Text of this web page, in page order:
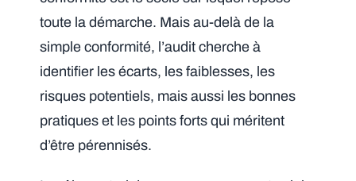
toute la démarche. Mais au-delà de la
simple conformité, l’audit cherche à
identifier les écarts, les faiblesses, les
risques potentiels, mais aussi les bonnes
pratiques et les points forts qui méritent
d’être pérennisés.